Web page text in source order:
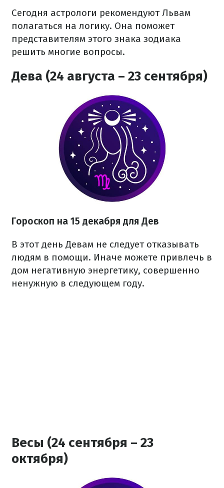
Сегодня астрологи рекомендуют Львам
полагаться на логику. Она поможет
представителям этого знака зодиака
решить многие вопросы.
Дева (24 августа – 23 сентября)
Гороскоп на 15 декабря для Дев
В этот день Девам не следует отказывать
людям в помощи. Иначе можете привлечь в
дом негативную энергетику, совершенно
ненужную в следующем году.
Весы (24 сентября – 23
октября)